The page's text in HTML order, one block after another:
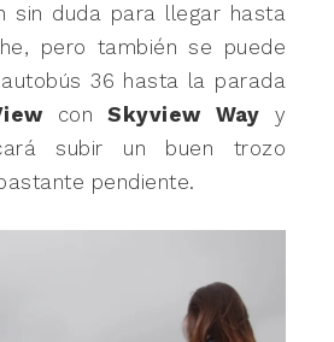
sin duda para llegar hasta
pero también se puede
36 hasta la parada
conSkyview Way y
subir un buen trozo
pendiente.